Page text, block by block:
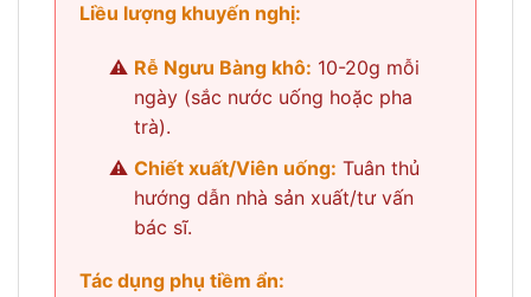
Liều lượng khuyến nghị:
Rễ Ngưu Bàng khô: 10-20g mỗi
ngày (sắc nước uống hoặc pha
trà).
Chiết xuất/Viên uống: Tuân thủ
hướng dẫn nhà sản xuất/tư vấn
bác sĩ.
Tác dụng phụ tiềm ẩn: